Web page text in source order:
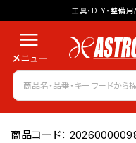
工具・DIY・整備
商品コード：